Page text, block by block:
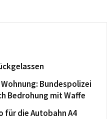
Bundespolizei
Bedrohung mit Waffe
für die Autobahn A4